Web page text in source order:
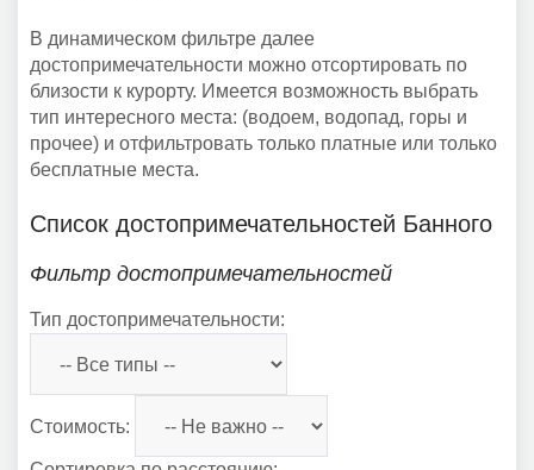
В динамическом фильтре далее
достопримечательности можно отсортировать по
близости к курорту. Имеется возможность выбрать
тип интересного места: (водоем, водопад, горы и
прочее) и отфильтровать только платные или только
бесплатные места.
Список достопримечательностей Банного
Фильтр достопримечательностей
Тип достопримечательности:
Стоимость: